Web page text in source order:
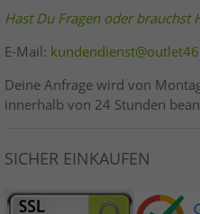
Hast Du Fragen oder brauchst
E-Mail:
Deine Anfrage wird von
innerhalb von 24 Stunden
SICHER EINKAUFEN